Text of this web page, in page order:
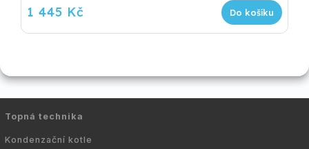
1 445 Kč Do košíku
Topná technika
Kondenzační kotle